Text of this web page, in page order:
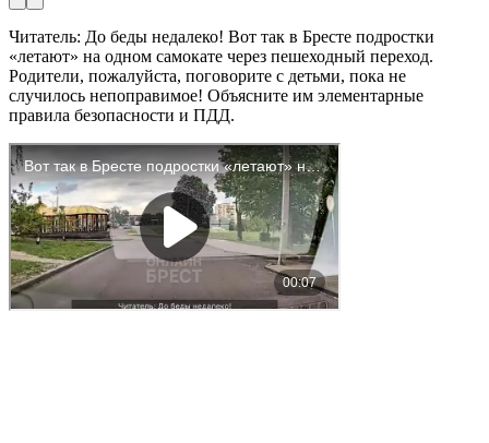
Читатель: До беды недалеко! Вот так в Бресте подростки
«летают» на одном самокате через пешеходный переход.
Родители, пожалуйста, поговорите с детьми, пока не
случилось непоправимое! Объясните им элементарные
правила безопасности и ПДД.